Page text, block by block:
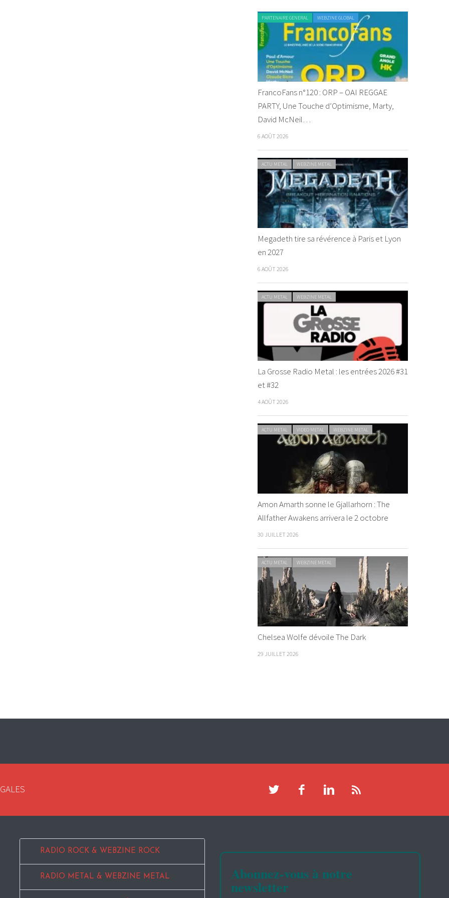
PARTENAIRE GENERAL WEBZINE GLOBAL
FrancoFans n°120 : ORP – OAI REGGAE
PARTY, Une Touche d’Optimisme, Marty,
David McNeil…
6 AOÛT 2026
ACTU METAL WEBZINE METAL
Megadeth tire sa révérence à Paris et Lyon
en 2027
6 AOÛT 2026
ACTU METAL WEBZINE METAL
La Grosse Radio Metal : les entrées 2026 #31
et #32
4 AOÛT 2026
ACTU METAL VIDEO METAL WEBZINE METAL
Amon Amarth sonne le Gjallarhorn : The
Allfather Awakens arrivera le 2 octobre
30 JUILLET 2026
ACTU METAL WEBZINE METAL
Chelsea Wolfe dévoile The Dark
29 JUILLET 2026
RADIO ROCK & WEBZINE ROCK
RADIO METAL & WEBZINE METAL Abonnez-vous à notre
newsletter